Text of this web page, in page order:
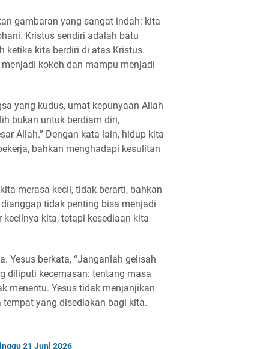
gambaran yang sangat indah: kita
Kristus sendiri adalah batu
ketika kita berdiri di atas Kristus.
kokoh dan mampu menjadi
yang kudus, umat kepunyaan Allah
bukan untuk berdiam diri,
Allah.” Dengan kata lain, hidup kita
bahkan menghadapi kesulitan
merasa kecil, tidak berarti, bahkan
tidak penting bisa menjadi
kita, tetapi kesediaan kita
Yesus berkata, “Janganlah gelisah
diliputi kecemasan: tentang masa
menentu. Yesus tidak menjanjikan
yang disediakan bagi kita.
21 Juni 2026